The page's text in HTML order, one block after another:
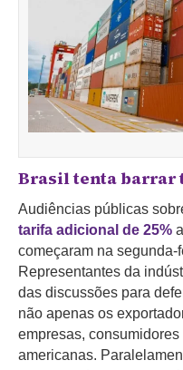
Brasil tenta barrar
Audiências públicas
tarifa adicional de 25%
começaram na
Representantes da
das discussões para
não apenas os
empresas,
americanas.